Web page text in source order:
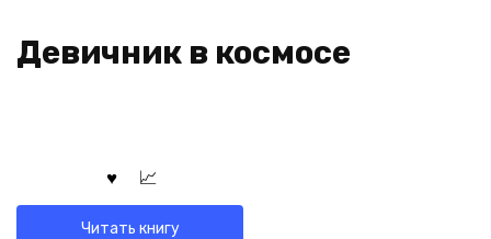
Девичник в космосе
Читать книгу